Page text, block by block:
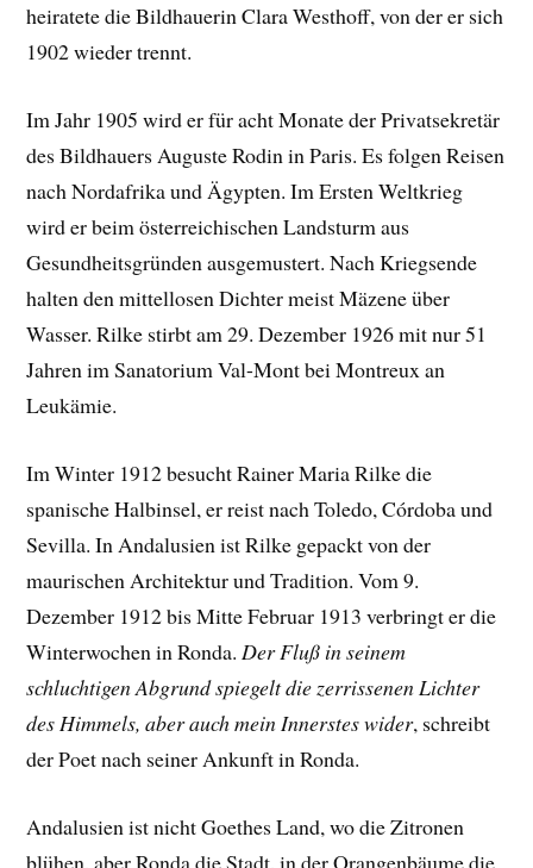
heiratete die Bildhauerin Clara Westhoff, von der er sich
1902 wieder trennt.
Im Jahr 1905 wird er für acht Monate der Privatsekretär
des Bildhauers Auguste Rodin in Paris. Es folgen Reisen
nach Nordafrika und Ägypten. Im Ersten Weltkrieg
wird er beim österreichischen Landsturm aus
Gesundheitsgründen ausgemustert. Nach Kriegsende
halten den mittellosen Dichter meist Mäzene über
Wasser. Rilke stirbt am 29. Dezember 1926 mit nur 51
Jahren im Sanatorium Val-Mont bei Montreux an
Leukämie.
Im Winter 1912 besucht Rainer Maria Rilke die
spanische Halbinsel, er reist nach Toledo, Córdoba und
Sevilla. In Andalusien ist Rilke gepackt von der
maurischen Architektur und Tradition. Vom 9.
Dezember 1912 bis Mitte Februar 1913 verbringt er die
Winterwochen in Ronda. Der Fluß in seinem
schluchtigen Abgrund spiegelt die zerrissenen Lichter
des Himmels, aber auch mein Innerstes wider, schreibt
der Poet nach seiner Ankunft in Ronda.
Andalusien ist nicht Goethes Land, wo die Zitronen
blühen, aber Ronda die Stadt, in der Orangenbäume die